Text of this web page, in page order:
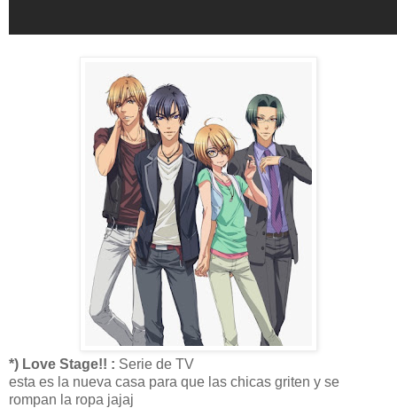
*) Love Stage!! : Serie de TV
esta es la nueva casa para que las chicas griten y se
rompan la ropa jajaj